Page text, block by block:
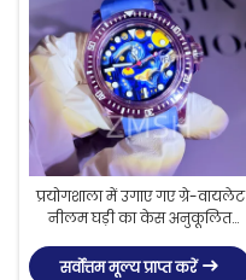
प्रयोगशाला में उगाए गए ग्रे-वायलेट
नीलम घड़ी का केस अनुकूलित
सर्वोत्तम मूल्य प्राप्त करें